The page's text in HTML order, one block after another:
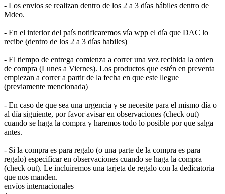
- Los envios se realizan dentro de los 2 a 3 días hábiles dentro de
Mdeo.
- En el interior del país notificaremos vía wpp el día que DAC lo
recibe (dentro de los 2 a 3 días habiles)
- El tiempo de entrega comienza a correr una vez recibida la orden
de compra (Lunes a Viernes). Los productos que estén en preventa
empiezan a correr a partir de la fecha en que este llegue
(previamente mencionada)
- En caso de que sea una urgencia y se necesite para el mismo día o
al día siguiente, por favor avisar en observaciones (check out)
cuando se haga la compra y haremos todo lo posible por que salga
antes.
- Si la compra es para regalo (o una parte de la compra es para
regalo) especificar en observaciones cuando se haga la compra
(check out). Le incluiremos una tarjeta de regalo con la dedicatoria
que nos manden.
envíos internacionales